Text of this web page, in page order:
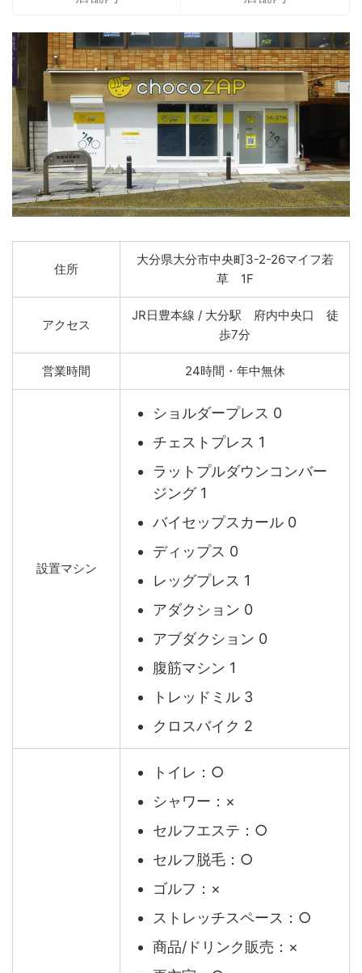
住所
大分県大分市中央町3-2-26マイフ若
草 1F
アクセス
JR日豊本線 / 大分駅 府内中央口 徒
歩7分
営業時間 24時間・年中無休
設置マシン
ショルダープレス 0
チェストプレス 1
ラットプルダウンコンバー
ジング 1
バイセップスカール 0
ディップス 0
レッグプレス 1
アダクション 0
アブダクション 0
腹筋マシン 1
トレッドミル 3
クロスバイク 2
トイレ：○
シャワー：×
セルフエステ：○
セルフ脱毛：○
ゴルフ：×
ストレッチスペース：○
商品/ドリンク販売：×